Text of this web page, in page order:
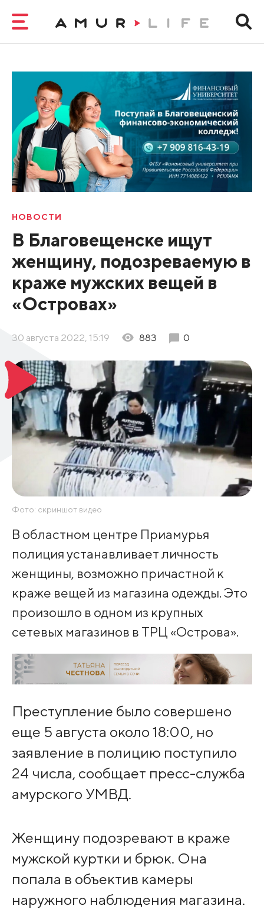
НОВОСТИ
В Благовещенске ищут
женщину, подозреваемую в
краже мужских вещей в
«Островах»
30 августа 2022, 15:19 883 0
Фото: скриншот видео
В областном центре Приамурья
полиция устанавливает личность
женщины, возможно причастной к
краже вещей из магазина одежды. Это
произошло в одном из крупных
сетевых магазинов в ТРЦ «Острова».
Преступление было совершено
еще 5 августа около 18:00, но
заявление в полицию поступило
24 числа, сообщает пресс-служба
амурского УМВД.
Женщину подозревают в краже
мужской куртки и брюк. Она
попала в объектив камеры
наружного наблюдения магазина.